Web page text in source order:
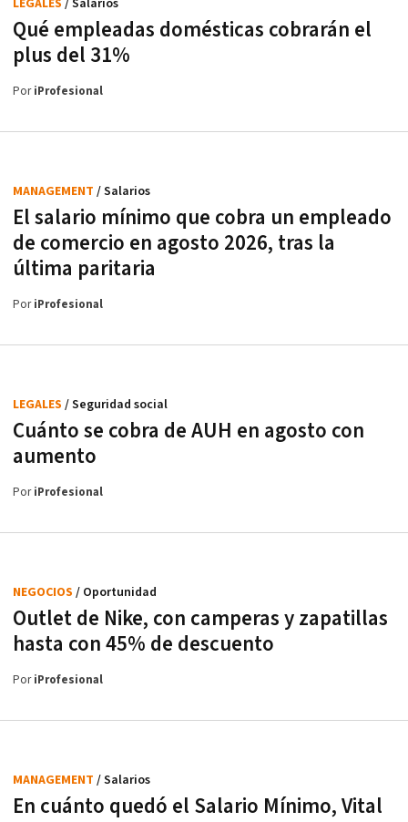
Qué empleadas domésticas cobrarán el
plus del 31%
LEGALES / Salarios
PoriProfesional
El salario mínimo que cobra un empleado
de comercio en agosto 2026, tras la
última paritaria
MANAGEMENT / Salarios
PoriProfesional
Cuánto se cobra de AUH en agosto con
aumento
LEGALES / Seguridad social
PoriProfesional
Outlet de Nike, con camperas y zapatillas
hasta con 45% de descuento
NEGOCIOS / Oportunidad
PoriProfesional
En cuánto quedó el Salario Mínimo, Vital
MANAGEMENT / Salarios